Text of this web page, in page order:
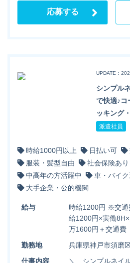
応募する
UPDATE：
シンプル
で快適♪コ
ッキング
派遣社員
時給1000円以上 日払い可
服装・髪型自由
社会保険あり
中高年の方活躍中
車・バイ
大手企業・公的機関
給与
時給1200円 ※交通
給1200円×実働
万1600円＋交通費
勤務地
兵庫県神戸市須磨
仕事内容
＼ シンプルネイ